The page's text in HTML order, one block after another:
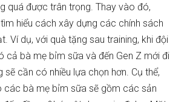
quá được trân trọng. Thay vào đó,
hiểu cách xây dựng các chính sách
Ví dụ, với quà tặng sau training, khi đội
cả bà mẹ bỉm sữa và đến Gen Z mới đi
sẽ cần có nhiều lựa chọn hơn. Cụ thể,
các bà mẹ bỉm sữa sẽ gồm các sản